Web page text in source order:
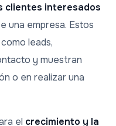
clientes interesados
una empresa. Estos
leads,
y muestran
o en realizar una
el crecimiento y la